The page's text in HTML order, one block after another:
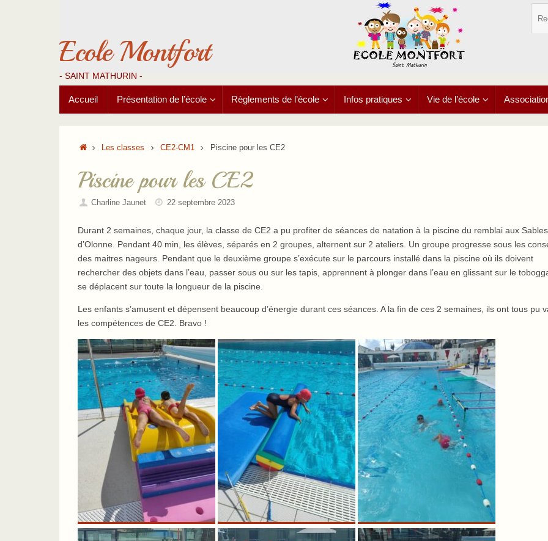
Ecole Montfort
- SAINT MATHURIN -
contenu
Accueil Présentation de l’école Règlements de l’école Infos pratiques Vie de l’école
AccueilLes classes CE2-CM1 Piscine pour les CE2
Piscine pour les CE2
Charline Jaunet 22 septembre 2023
Durant 2 semaines, chaque jour, la classe de CE2 a pu profiter de séances de natation à la piscine du remblai aux
d’Olonne. Pendant 40 min, les élèves, séparés en 2 groupes, alternent sur 2 ateliers. Un groupe progresse sous les
des maitres nageurs. Pendant que le deuxième groupe s’exécute sur le parcours installé dans la piscine où ils doivent
rechercher des objets dans l’eau, passer sous ou sur les tapis, apprennent à plonger dans l’eau en glissant sur le
se déplacent sur toute la longueur de la piscine.
Les enfants s’amusent et dépensent beaucoup d’énergie durant ces séances. A la fin de ces 2 semaines, ils ont tous pu
les compétences de CE2. Bravo !